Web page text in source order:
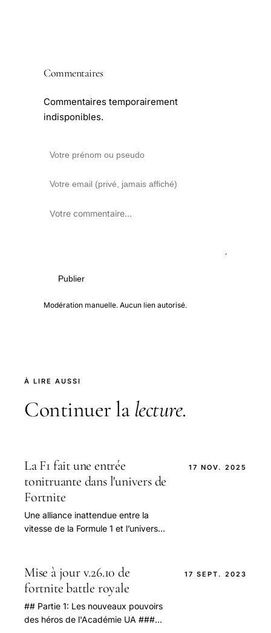
Commentaires
Commentaires temporairement
indisponibles.
Publier
Modération manuelle. Aucun lien autorisé.
À LIRE AUSSI
Continuer la lecture.
La F1 fait une entrée
tonitruante dans l'univers de
Fortnite
Une alliance inattendue entre la
vitesse de la Formule 1 et l’univers
Formule 1, ne.
17 NOV. 2025
Mise à jour v.26.10 de
fortnite battle royale
## Partie 1: Les nouveaux pouvoirs
des héros de l'Académie UA ###
17 SEPT. 2023